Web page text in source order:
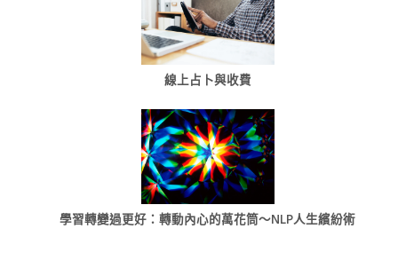
線上占卜與收費
學習轉變過更好：轉動內心的萬花筒～NLP人生繽紛術